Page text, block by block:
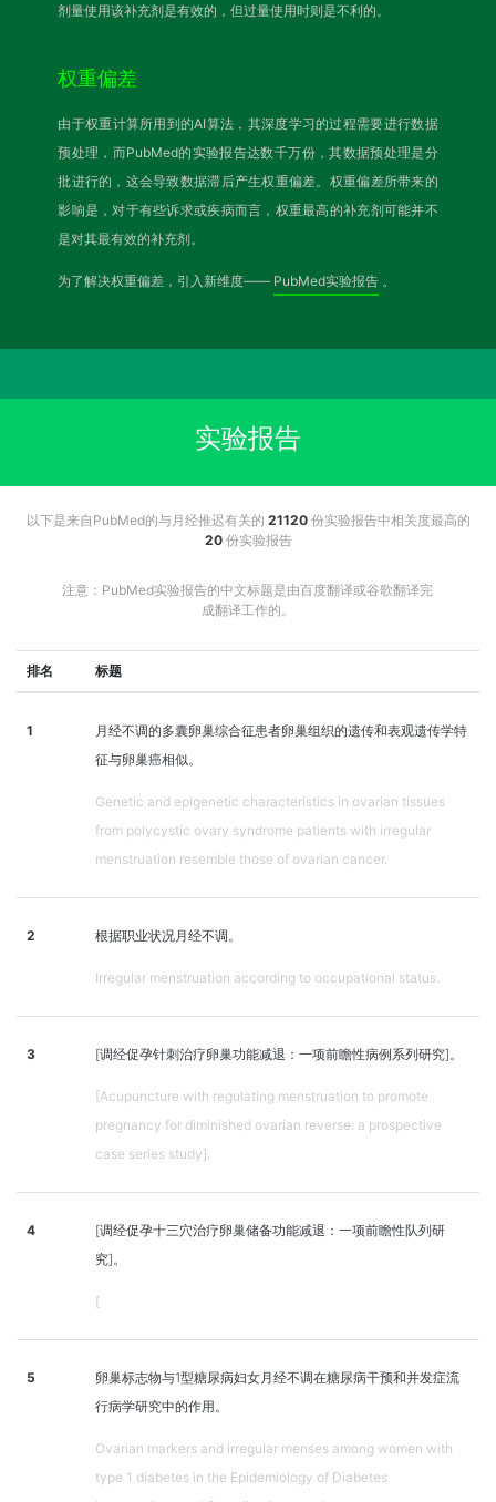
剂量使用该补充剂是有效的，但过量使用时则是不利的。
权重偏差
由于权重计算所用到的AI算法，其深度学习的过程需要进行数据
预处理，而PubMed的实验报告达数千万份，其数据预处理是分
批进行的，这会导致数据滞后产生权重偏差。权重偏差所带来的
影响是，对于有些诉求或疾病而言，权重最高的补充剂可能并不
是对其最有效的补充剂。
为了解决权重偏差，引入新维度—— PubMed实验报告 。
实验报告
以下是来自PubMed的与月经推迟有关的 21120份实验报告中相关度最高的
20份实验报告
注意：PubMed实验报告的中文标题是由百度翻译或谷歌翻译完
成翻译工作的。
排名 标题
1
月经不调的多囊卵巢综合征患者卵巢组织的遗传和表观遗传学特
征与卵巢癌相似。
Genetic and epigenetic characteristics in ovarian tissues
from polycystic ovary syndrome patients with irregular
menstruation resemble those of ovarian cancer.
2 根据职业状况月经不调。
Irregular menstruation according to occupational status.
3 [调经促孕针刺治疗卵巢功能减退：一项前瞻性病例系列研究]。
[Acupuncture with regulating menstruation to promote
pregnancy for diminished ovarian reverse: a prospective
case series study].
4
[调经促孕十三穴治疗卵巢储备功能减退：一项前瞻性队列研
究]。
[
5
卵巢标志物与1型糖尿病妇女月经不调在糖尿病干预和并发症流
行病学研究中的作用。
Ovarian markers and irregular menses among women with
type 1 diabetes in the Epidemiology of Diabetes